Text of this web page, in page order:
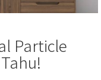
Particle